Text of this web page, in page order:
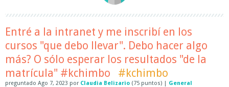
Entré a la intranet y me inscribí en los
cursos "que debo llevar". Debo hacer algo
más? O sólo esperar los resultados "de la
matrícula" #kchimbo
#kchimbo
preguntado Ago 7, 2023 por Claudia Belizario (75 puntos) | General